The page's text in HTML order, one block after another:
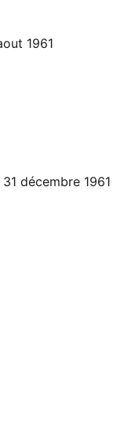
1961
décembre 1961